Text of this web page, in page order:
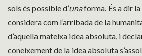
sols és possible d’unaforma. És a dir
considera com l’arribada de la
d’aquella mateixa idea absoluta, i
coneixement de la idea absoluta